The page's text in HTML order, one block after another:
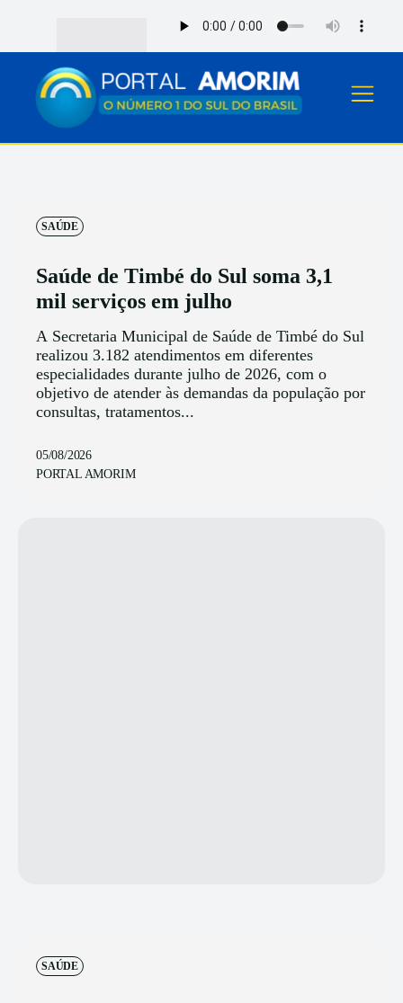
SAÚDE
Saúde de Timbé do Sul soma 3,1
mil serviços em julho
A Secretaria Municipal de Saúde de Timbé do Sul
realizou 3.182 atendimentos em diferentes
especialidades durante julho de 2026, com o
objetivo de atender às demandas da população por
consultas, tratamentos...
05/08/2026
PORTAL AMORIM
SAÚDE